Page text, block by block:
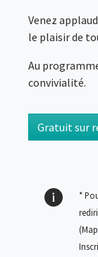
Venez
le plaisir de
Au
convivialité.
Gratuit sur
*